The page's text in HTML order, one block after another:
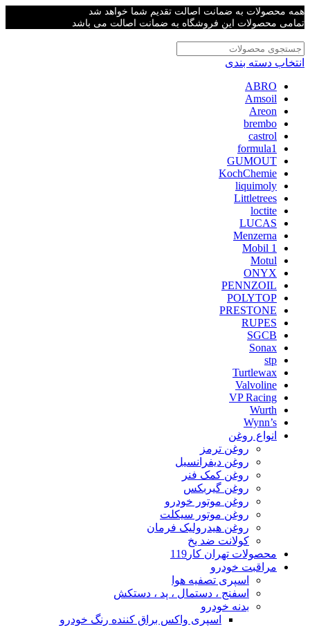
همه محصولات به ضمانت اصالت تقدیم شما خواهد شد
تمامی محصولات این فروشگاه به ضمانت اصالت می باشد
انتخاب دسته بندی
ABRO
Amsoil
Areon
brembo
castrol
formula1
GUMOUT
KochChemie
liquimoly
Littletrees
loctite
LUCAS
Menzerna
Mobil 1
Motul
ONYX
PENNZOIL
POLYTOP
PRESTONE
RUPES
SGCB
Sonax
stp
Turtlewax
Valvoline
VP Racing
Wurth
Wynn’s
انواع روغن
روغن ترمز
روغن دیفرانسیل
روغن کمک فنر
روغن گیربکس
روغن موتور خودرو
روغن موتور سیکلت
روغن هیدرولیک فرمان
کولانت ضد یخ
محصولات تهران کار119
مراقبت خودرو
اسپری تصفیه هوا
اسفنج ، دستمال ، پد ، دستکش
بدنه خودرو
اسپری واکس براق کننده رنگ خودرو